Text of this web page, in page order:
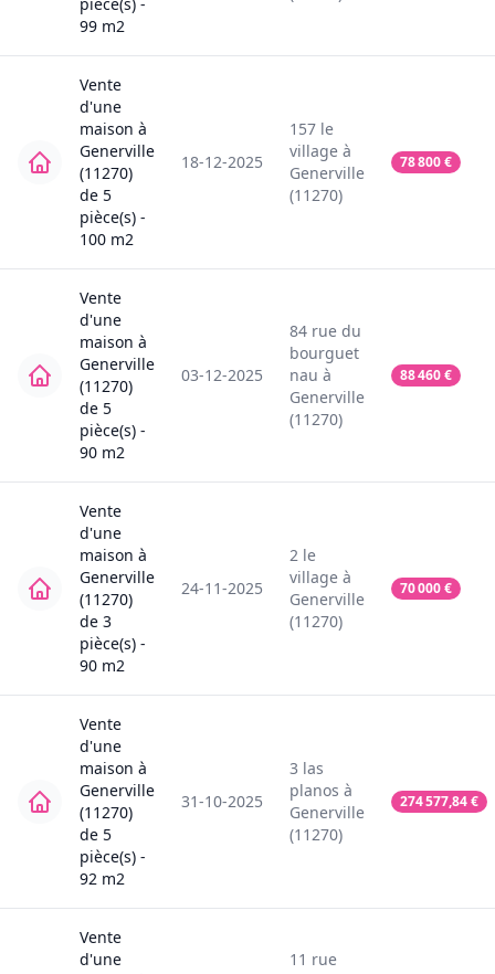
pièce(s) -
99 m2
Vente
d'une
maison à
Generville
(11270)
de 5
pièce(s) -
100 m2
18-12-2025
157 le
village à
Generville
(11270)
78 800€
Vente
d'une
maison à
Generville
(11270)
de 5
pièce(s) -
90 m2
03-12-2025
84 rue du
bourguet
nau à
Generville
(11270)
88 460€
Vente
d'une
maison à
Generville
(11270)
de 3
pièce(s) -
90 m2
24-11-2025
2 le
village à
Generville
(11270)
70 000€
Vente
d'une
maison à
Generville
(11270)
de 5
pièce(s) -
92 m2
31-10-2025
3 las
planos à
Generville
(11270)
274 577,84€
Vente
d'une
11 rue